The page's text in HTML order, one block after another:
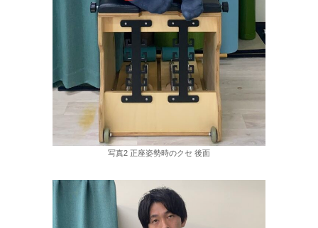
写真2 正座姿勢時のクセ 後面